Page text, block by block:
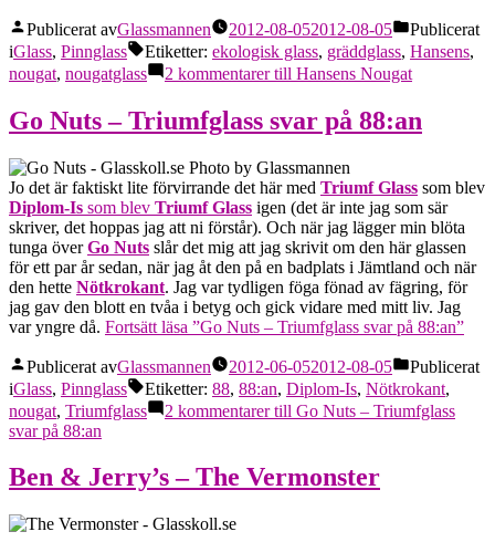
Publicerat avGlassmannen 2012-08-052012-08-05
Publicerat
iGlass, Pinnglass Etiketter: ekologisk glass, gräddglass, Hansens,
nougat, nougatglass 2 kommentarertill Hansens Nougat
Go Nuts – Triumfglass svar på 88:an
Jo det är faktiskt lite förvirrande det här med Triumf Glass som blev
Diplom-Is som blev Triumf Glass igen (det är inte jag som sär
skriver, det hoppas jag att ni förstår). Och när jag lägger min blöta
tunga överGo Nuts slår det mig att jag skrivit om den här glassen
för ett par år sedan, när jag åt den på en badplats i Jämtland och när
den hette Nötkrokant. Jag var tydligen föga fönad av fägring, för
jag gav den blott en tvåa i betyg och gick vidare med mitt liv. Jag
var yngre då. Fortsätt läsa ”Go Nuts – Triumfglass svar på 88:an”
Publicerat avGlassmannen 2012-06-052012-08-05
Publicerat
iGlass, Pinnglass Etiketter: 88, 88:an, Diplom-Is, Nötkrokant,
nougat, Triumfglass 2 kommentarertill Go Nuts – Triumfglass
svar på 88:an
Ben & Jerry’s – The Vermonster